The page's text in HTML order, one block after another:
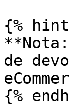
{%
de
{%